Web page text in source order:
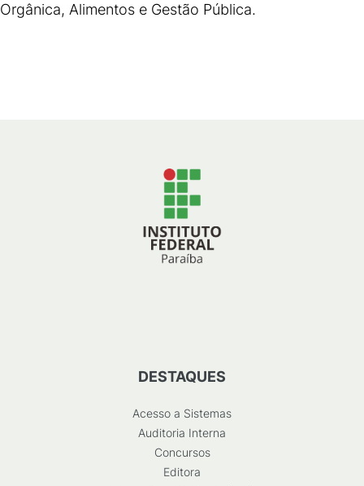
Orgânica, Alimentos e Gestão Pública.
DESTAQUES
Acesso a Sistemas
Auditoria Interna
Concursos
Editora